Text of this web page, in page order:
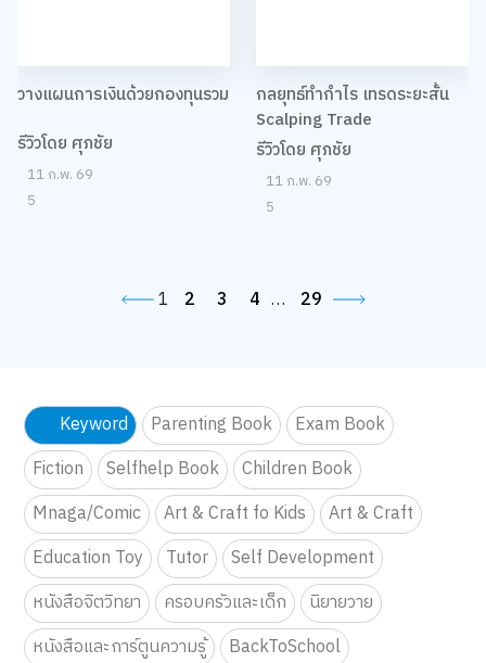
วางแผนการเงินด้วยกองทุนรวม
รีวิวโดย ศุภชัย
11 ก.พ. 69
5
กลยุทธ์ทำกำไร เทรดระยะสั้น
Scalping Trade
รีวิวโดย ศุภชัย
11 ก.พ. 69
5
1 2 3 4 … 29
Keyword Parenting Book
Exam Book
Fiction
Selfhelp Book
Children Book
Mnaga/Comic
Art & Craft fo Kids
Art & Craft
Education Toy
Tutor
Self Development
หนังสือจิตวิทยา
ครอบครัวและเด็ก
นิยายวาย
หนังสือและการ์ตูนความรู้
BackToSchool